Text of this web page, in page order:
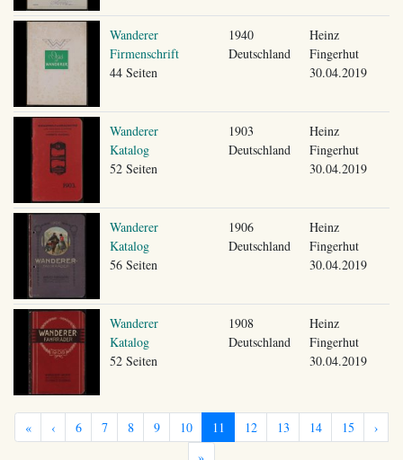
Wanderer
Firmenschrift
44 Seiten
1940
Deutschland
Heinz
Fingerhut
30.04.2019
Wanderer
Katalog
52 Seiten
1903
Deutschland
Heinz
Fingerhut
30.04.2019
Wanderer
Katalog
56 Seiten
1906
Deutschland
Heinz
Fingerhut
30.04.2019
Wanderer
Katalog
52 Seiten
1908
Deutschland
Heinz
Fingerhut
30.04.2019
« ‹ 6 7 8 9 10 11 12 13 14 15
›
»